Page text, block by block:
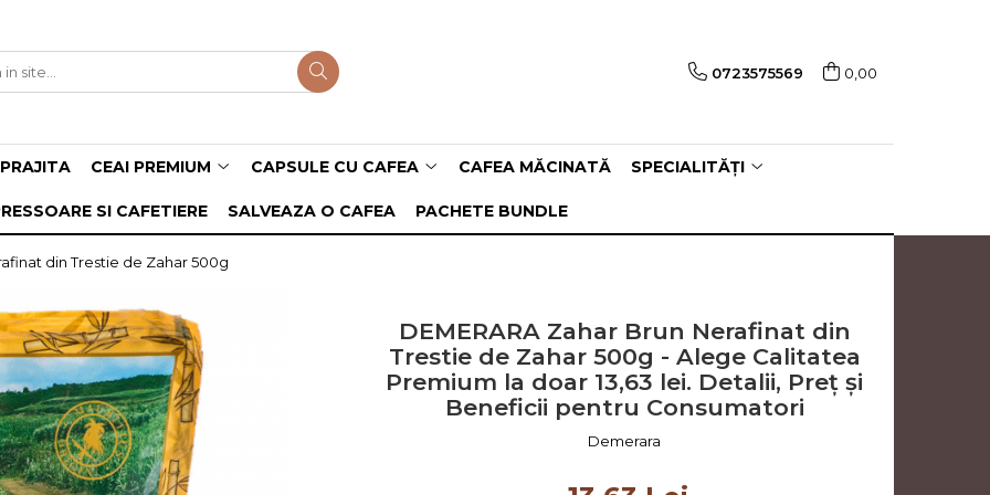
0723575569 0,00
CEAI PREMIUM CAPSULE CU CAFEA CAFEA MĂCINATĂ SPECIALITĂȚI
SI CAFETIERE SALVEAZA O CAFEA PACHETE BUNDLE
din Trestie de Zahar 500g
DEMERARA Zahar Brun Nerafinat din
Trestie de Zahar 500g - Alege Calitatea
Premium la doar 13,63 lei. Detalii, Preț și
Beneficii pentru Consumatori
Demerara